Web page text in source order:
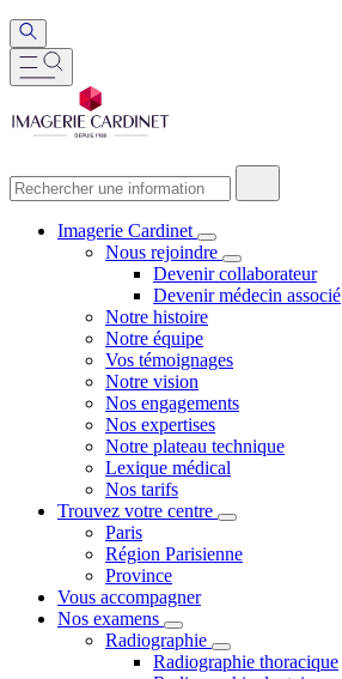
Imagerie Cardinet
Nous rejoindre
Devenir collaborateur
Devenir médecin associé
Notre histoire
Notre équipe
Vos témoignages
Notre vision
Nos engagements
Nos expertises
Notre plateau technique
Lexique médical
Nos tarifs
Trouvez votre centre
Paris
Région Parisienne
Province
Vous accompagner
Nos examens
Radiographie
Radiographie thoracique